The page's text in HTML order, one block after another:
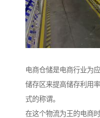
电商仓储是电商行业为
储存区来提高储存利用
式的称谓。
在这个物流为王的电商